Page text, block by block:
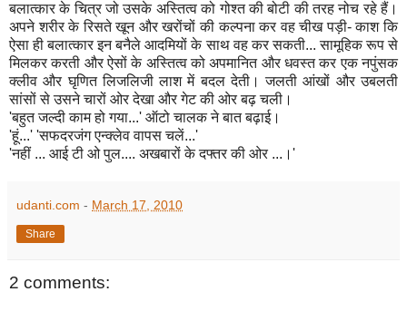
बलात्कार के चित्र जो उसके अस्तित्व को गोश्त की बोटी की तरह नोच रहे हैं।
अपने शरीर के रिसते खून और खरोंचों की कल्पना कर वह चीख पड़ी- काश कि
ऐसा ही बलात्कार इन बनैले आदमियों के साथ वह कर सकती... सामूहिक रूप से
मिलकर करती और ऐसों के अस्तित्व को अपमानित और धवस्त कर एक नपुंसक
क्लीव और घृणित लिजलिजी लाश में बदल देती। जलती आंखों और उबलती
सांसों से उसने चारों ओर देखा और गेट की ओर बढ़ चली।
'बहुत जल्दी काम हो गया...' ऑटो चालक ने बात बढ़ाई।
'हूं...' 'सफदरजंग एन्क्लेव वापस चलें...'
'नहीं ... आई टी ओ पुल.... अखबारों के दफ्तर की ओर ...।'
udanti.com - March 17, 2010
Share
2 comments: